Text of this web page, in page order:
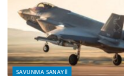
SAVUNMA SANAYII